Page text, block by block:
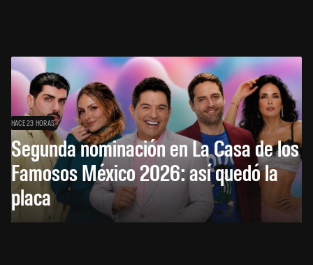
HACE 23 HORAS
Segunda nominación en La Casa de los
Famosos México 2026: así quedó la
placa